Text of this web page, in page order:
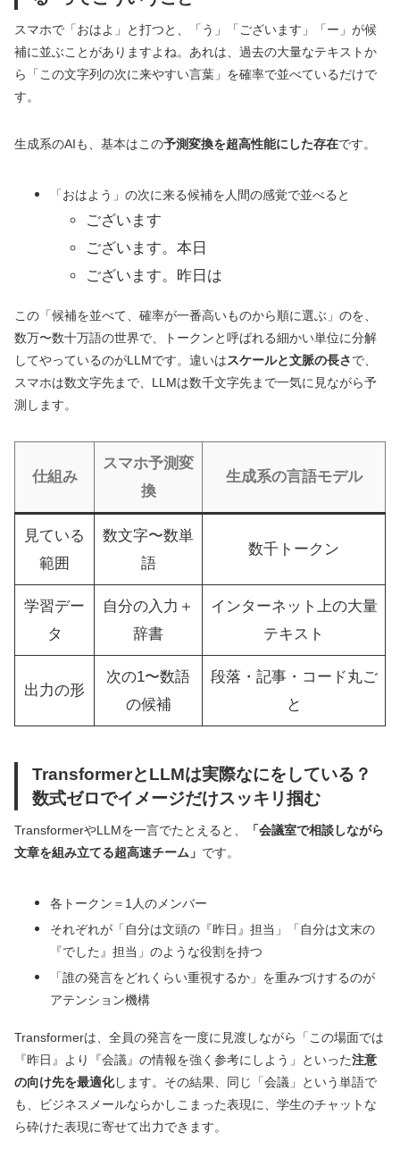
スマホで「おはよ」と打つと、「う」「ございます」「ー」が候
補に並ぶことがありますよね。あれは、過去の大量なテキストか
ら「この文字列の次に来やすい言葉」を確率で並べているだけで
す。
生成系のAIも、基本はこの予測変換を超高性能にした存在です。
「おはよう」の次に来る候補を人間の感覚で並べると
ございます
ございます。本日
ございます。昨日は
この「候補を並べて、確率が一番高いものから順に選ぶ」のを、
数万〜数十万語の世界で、トークンと呼ばれる細かい単位に分解
してやっているのがLLMです。違いはスケールと文脈の長さで、
スマホは数文字先まで、LLMは数千文字先まで一気に見ながら予
測します。
仕組み
スマホ予測変
換
生成系の言語モデル
見ている
範囲
数文字〜数単
語
数千トークン
学習デー
タ
自分の入力＋
辞書
インターネット上の大量
テキスト
出力の形
次の1〜数語
の候補
段落・記事・コード丸ご
と
TransformerとLLMは実際なにをしている？
数式ゼロでイメージだけスッキリ掴む
TransformerやLLMを一言でたとえると、
「会議室で相談しながら
文章を組み立てる超高速チーム」 です。
各トークン＝1人のメンバー
それぞれが「自分は文頭の『昨日』担当」「自分は文末の
『でした』担当」のような役割を持つ
「誰の発言をどれくらい重視するか」を重みづけするのが
アテンション機構
Transformerは、全員の発言を一度に見渡しながら「この場面では
『昨日』より『会議』の情報を強く参考にしよう」といった注意
の向け先を最適化します。その結果、同じ「会議」という単語で
も、ビジネスメールならかしこまった表現に、学生のチャットな
ら砕けた表現に寄せて出力できます。